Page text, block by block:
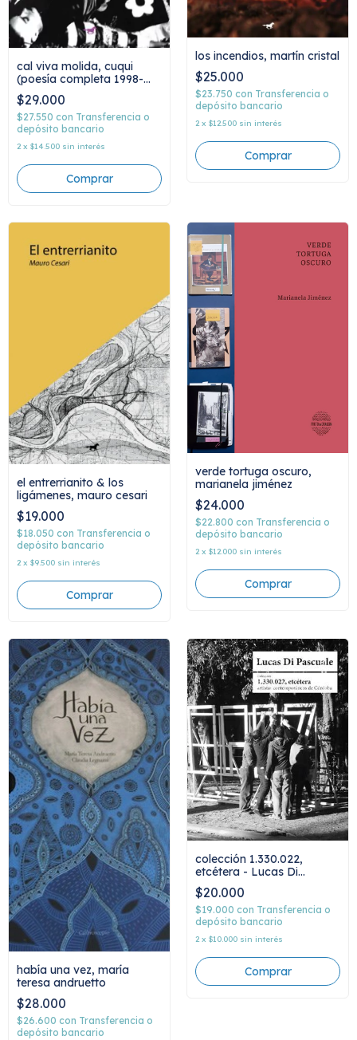
cal viva molida, cuqui
(poesía completa 1998-
2006)
$29.000
$27.550 con Transferencia o
depósito bancario
2 x $14.500 sin interés
los incendios, martín cristal
$25.000
$23.750 con Transferencia o
depósito bancario
2 x $12.500 sin interés
el entrerrianito & los
ligámenes, mauro cesari
$19.000
$18.050 con Transferencia o
depósito bancario
2 x $9.500 sin interés
verde tortuga oscuro,
marianela jiménez
$24.000
$22.800 con Transferencia o
depósito bancario
2 x $12.000 sin interés
había una vez, maría
teresa andruetto
$28.000
$26.600 con Transferencia o
depósito bancario
colección 1.330.022,
etcétera - Lucas Di
Pascuale
$20.000
$19.000 con Transferencia o
depósito bancario
2 x $10.000 sin interés